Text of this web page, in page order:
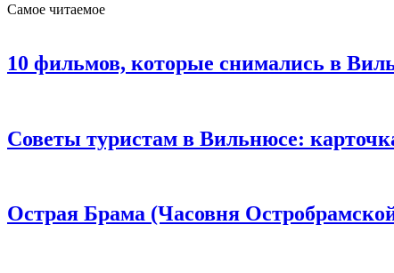
Самое читаемое
10 фильмов, которые снимались в
Советы туристам в Вильнюсе:
Острая Брама (Часовня